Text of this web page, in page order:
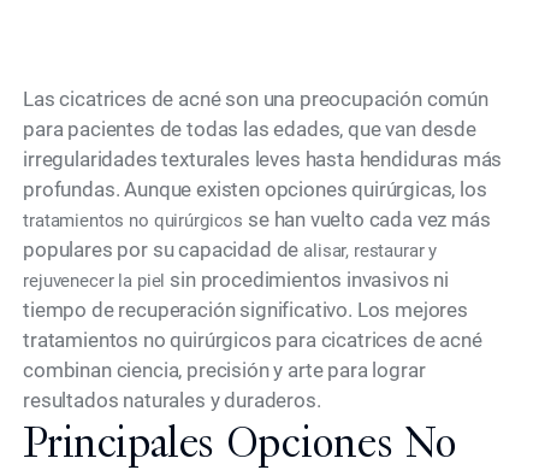
Las cicatrices de acné son una preocupación común
para pacientes de todas las edades, que van desde
irregularidades texturales leves hasta hendiduras más
profundas. Aunque existen opciones quirúrgicas, los
tratamientos no quirúrgicos se han vuelto cada vez más
populares por su capacidad de alisar, restaurar y
rejuvenecer la piel sin procedimientos invasivos ni
tiempo de recuperación significativo. Los mejores
tratamientos no quirúrgicos para cicatrices de acné
combinan ciencia, precisión y arte para lograr
resultados naturales y duraderos.
Principales Opciones No